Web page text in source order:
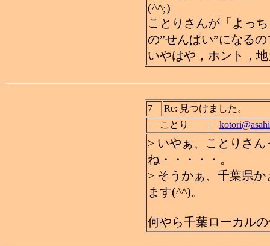
(^^;)
ことりさんが「よっ
の”せんぱい”になる
いやはや，ホント，
7
Re: 見つけました。
ことり |
> いやぁ、ことりさ
ね・・・・・。
> そうかぁ、千葉県
ます(^^)。
何やら千葉ローカル